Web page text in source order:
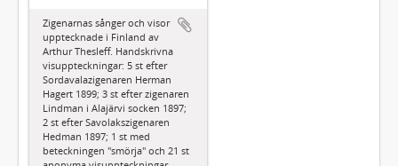
Zigenarnas sånger och visor
upptecknade i Finland av
Arthur Thesleff. Handskrivna
visuppteckningar: 5 st efter
Sordavalazigenaren Herman
Hagert 1899; 3 st efter zigenaren
Lindman i Alajärvi socken 1897;
2 st efter Savolakszigenaren
Hedman 1897; 1 st med
beteckningen "smörja" och 21 st